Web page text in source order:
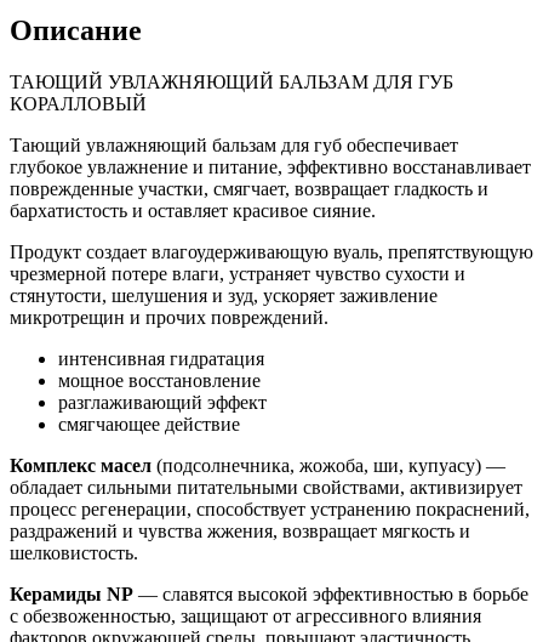
Описание
ТАЮЩИЙ УВЛАЖНЯЮЩИЙ БАЛЬЗАМ ДЛЯ ГУБ
КОРАЛЛОВЫЙ
Тающий увлажняющий бальзам для губ обеспечивает
глубокое увлажнение и питание, эффективно восстанавливает
поврежденные участки, смягчает, возвращает гладкость и
бархатистость и оставляет красивое сияние.
Продукт создает влагоудерживающую вуаль, препятствующую
чрезмерной потере влаги, устраняет чувство сухости и
стянутости, шелушения и зуд, ускоряет заживление
микротрещин и прочих повреждений.
интенсивная гидратация
мощное восстановление
разглаживающий эффект
смягчающее действие
Комплекс масел (подсолнечника, жожоба, ши, купуасу) —
обладает сильными питательными свойствами, активизирует
процесс регенерации, способствует устранению покраснений,
раздражений и чувства жжения, возвращает мягкость и
шелковистость.
Керамиды NP — славятся высокой эффективностью в борьбе
с обезвоженностью, защищают от агрессивного влияния
факторов окружающей среды, повышают эластичность,